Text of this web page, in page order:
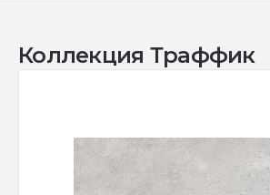
Коллекция Траффик